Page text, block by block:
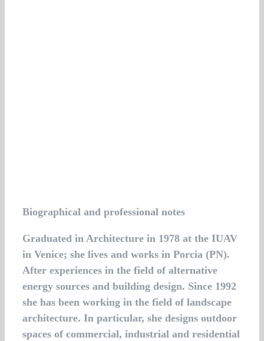
Biographical and professional notes
Graduated in Architecture in 1978 at the IUAV
in Venice; she lives and works in Porcia (PN).
After experiences in the field of alternative
energy sources and building design. Since 1992
she has been working in the field of landscape
architecture. In particular, she designs outdoor
spaces of commercial, industrial and residential